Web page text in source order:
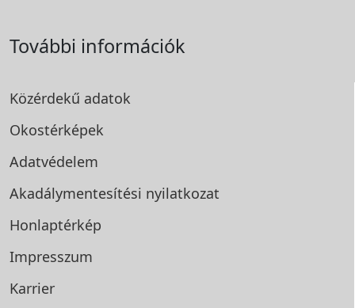
További információk
Közérdekű adatok
Okostérképek
Adatvédelem
Akadálymentesítési nyilatkozat
Honlaptérkép
Impresszum
Karrier